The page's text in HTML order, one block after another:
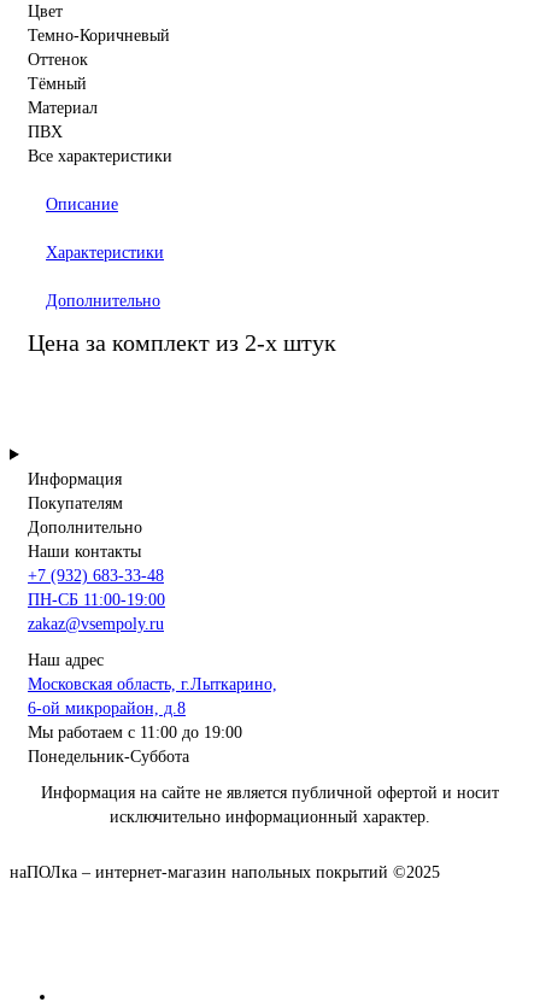
Цвет
Темно-Коричневый
Оттенок
Тёмный
Материал
ПВХ
Все характеристики
Описание
Характеристики
Дополнительно
Цена за комплект из 2-х штук
Информация
Покупателям
Дополнительно
Наши контакты
+7 (932) 683-33-48
ПН-СБ 11:00-19:00
zakaz@vsempoly.ru
Наш адрес
Московская область, г.Лыткарино,
6-ой микрорайон, д.8
Мы работаем с 11:00 до 19:00
Понедельник-Суббота
Информация на сайте не является публичной офертой и носит
исключительно информационный характер.
наПОЛка – интернет-магазин напольных покрытий ©2025